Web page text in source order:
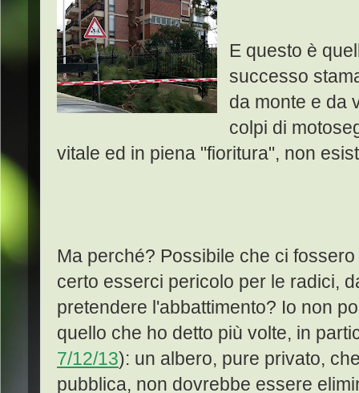
E questo è
successo
da monte e da
colpi di
vitale ed in piena "fioritura", non
Ma perché? Possibile che ci
certo esserci pericolo per le radici,
pretendere l'abbattimento? Io non
quello che ho detto più volte, in
7/12/13): un albero, pure privato,
pubblica, non dovrebbe essere